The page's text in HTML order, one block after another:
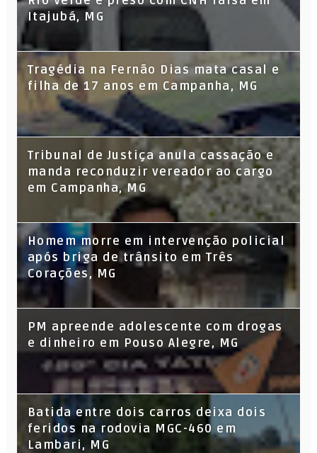
Itajubá, MG
Tragédia na Fernão Dias mata casal e
filha de 17 anos em Campanha, MG
Tribunal de Justiça anula cassação e
manda reconduzir vereador ao cargo
em Campanha, MG
Homem morre em intervenção policial
após briga de trânsito em Três
Corações, MG
PM apreende adolescente com drogas
e dinheiro em Pouso Alegre, MG
Batida entre dois carros deixa dois
feridos na rodovia MGC-460 em
Lambari, MG